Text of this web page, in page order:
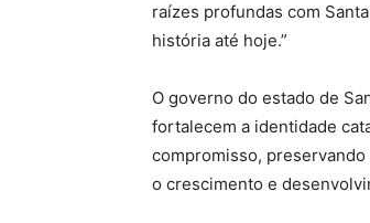
raízes profundas com
história até hoje.”
O governo do estado de
fortalecem a identidade
compromisso,
o crescimento e